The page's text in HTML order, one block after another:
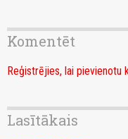
Komentēt
Reģistrējies, lai pievienotu
Lasītākais